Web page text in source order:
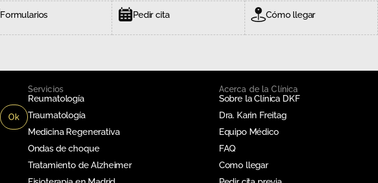
Formularios Pedir cita Cómo llegar
Servicios
Reumatología
Traumatología
Medicina Regenerativa
Ondas de choque
Tratamiento de Alzheimer
Acerca de la Clínica
Sobre la Clínica DKF
Dra. Karin Freitag
Equipo Médico
FAQ
Como llegar